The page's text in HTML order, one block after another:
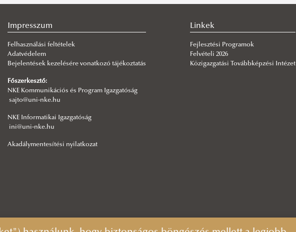
Impresszum
Felhasználási feltételek
Adatvédelem
Bejelentések kezelésére vonatkozó tájékoztatás
Főszerkesztő:
NKE Kommunikációs és Program Igazgatóság
sajto@uni-nke.hu
NKE Informatikai Igazgatóság
ini@uni-nke.hu
Akadálymentesítési nyilatkozat
Linkek
Fejlesztési Programok
Felvételi 2026
Közigazgatási Továbbképzési Intézet